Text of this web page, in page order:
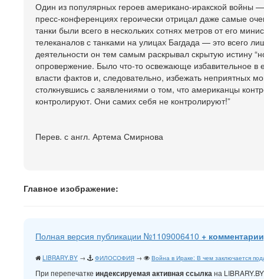
Один из популярных героев американо-иракской
пресс-конференциях героически отрицал даже самые
танки были всего в нескольких сотнях метров от его
телеканалов с танками на улицах Багдада — это всего
деятельности он тем самым раскрывал скрытую истину
опровержение. Было что-то освежающе избавительное в
власти фактов и, следовательно, избежать неприятных
столкнувшись с заявлениями о том, что американцы
контролируют. Они самих себя не контролируют!”
Перев. с англ. Артема Смирнова
Главное изображение:
Полная версия публикации №1109006410 +
LIBRARY.BY → ФИЛОСОФИЯ → Война в Ираке: В чем заключается
При перепечатке индексируемая активная ссылкана